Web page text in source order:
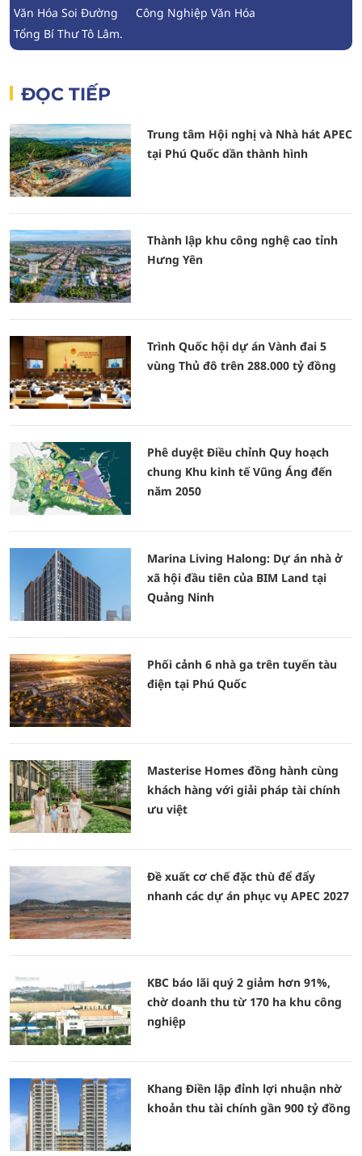
Văn Hóa Soi Đường
Công Nghiệp Văn Hóa
Tổng Bí Thư Tô Lâm.
ĐỌC TIẾP
Trung tâm Hội nghị và Nhà hát APEC
tại Phú Quốc dần thành hình
Thành lập khu công nghệ cao tỉnh
Hưng Yên
Trình Quốc hội dự án Vành đai 5
vùng Thủ đô trên 288.000 tỷ đồng
Phê duyệt Điều chỉnh Quy hoạch
chung Khu kinh tế Vũng Áng đến
năm 2050
Marina Living Halong: Dự án nhà ở
xã hội đầu tiên của BIM Land tại
Quảng Ninh
Phối cảnh 6 nhà ga trên tuyến tàu
điện tại Phú Quốc
Masterise Homes đồng hành cùng
khách hàng với giải pháp tài chính
ưu việt
Đề xuất cơ chế đặc thù để đẩy
nhanh các dự án phục vụ APEC 2027
KBC báo lãi quý 2 giảm hơn 91%,
chờ doanh thu từ 170 ha khu công
nghiệp
Khang Điền lập đỉnh lợi nhuận nhờ
khoản thu tài chính gần 900 tỷ đồng